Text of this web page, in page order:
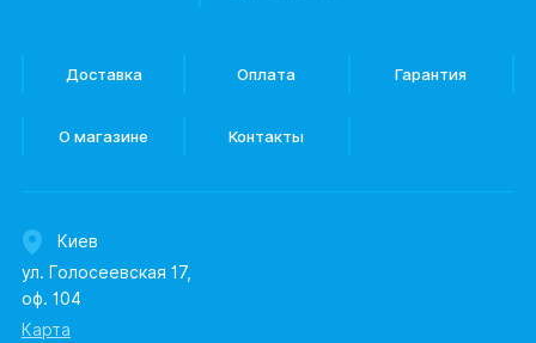
Доставка Оплата Гарантия
О магазине Контакты
Киев
ул. Голосеевская 17,
оф. 104
Карта